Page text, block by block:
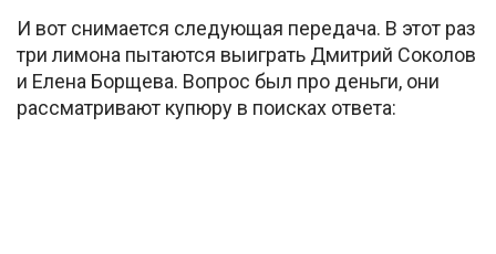
И вот снимается следующая передача. В этот раз
три лимона пытаются выиграть Дмитрий Соколов
и Елена Борщева. Вопрос был про деньги, они
рассматривают купюру в поисках ответа: